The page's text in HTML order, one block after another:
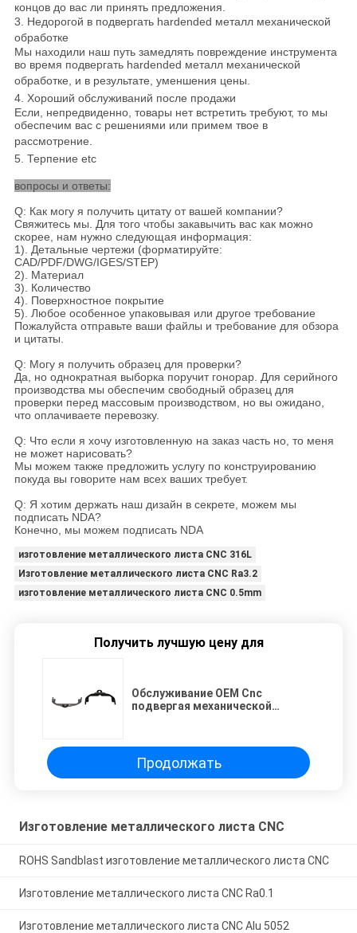
концов до вас ли принять предложения.
3. Недорогой в подвергать hardended металл механической
обработке
Мы находили наш путь замедлять повреждение инструмента
во время подвергать hardended металл механической
обработке, и в результате, уменшения цены.
4. Хороший обслуживаний после продажи
Если, непредвиденно, товары нет встретить требуют, то мы
обеспечим вас с решениями или примем твое в
рассмотрение.
5. Терпение etc
вопросы и ответы:
Q: Как могу я получить цитату от вашей компании?
Свяжитесь мы. Для того чтобы закавычить вас как можно
скорее, нам нужно следующая информация:
1). Детальные чертежи (форматируйте:
CAD/PDF/DWG/IGES/STEP)
2). Материал
3). Количество
4). Поверхностное покрытие
5). Любое особенное упаковывая или другое требование
Пожалуйста отправьте ваши файлы и требование для обзора
и цитаты.
Q: Могу я получить образец для проверки?
Да, но однократная выборка поручит гонорар. Для серийного
производства мы обеспечим свободный образец для
проверки перед массовым производством, но вы ожидано,
что оплачиваете перевозку.
Q: Что если я хочу изготовленную на заказ часть но, то меня
не может нарисовать?
Мы можем также предложить услугу по конструированию
покуда вы говорите нам всех ваших требует.
Q: Я хотим держать наш дизайн в секрете, можем мы
подписать NDA?
Конечно, мы можем подписать NDA
изготовление металлического листа CNC 316L
Изготовление металлического листа CNC Ra3.2
изготовление металлического листа CNC 0.5mm
Получить лучшую цену для
Обслуживание OEM Cnc
подвергая механической
аттестации Ce
Продолжать
Изготовление металлического листа CNC
ROHS Sandblast изготовление металлического листа CNC
Изготовление металлического листа CNC Ra0.1
Изготовление металлического листа CNC Alu 5052